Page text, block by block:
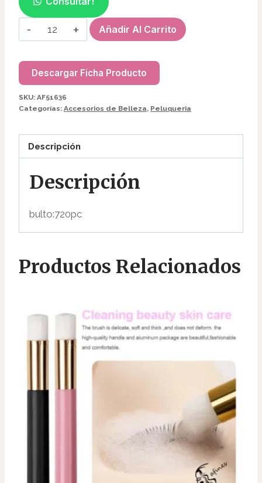
MINI
BROCHES
EN
CAJA
(10PCS)
cantidad
Añadir Al Carrito
Descargar Ficha Producto
SKU: AF51636
Categorías: Accesorios de Belleza, Peluqueria
Descripción
Descripción
bulto:720pc
Productos Relacionados